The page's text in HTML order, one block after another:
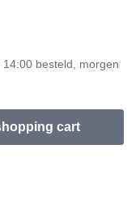
besteld, morgen
cart